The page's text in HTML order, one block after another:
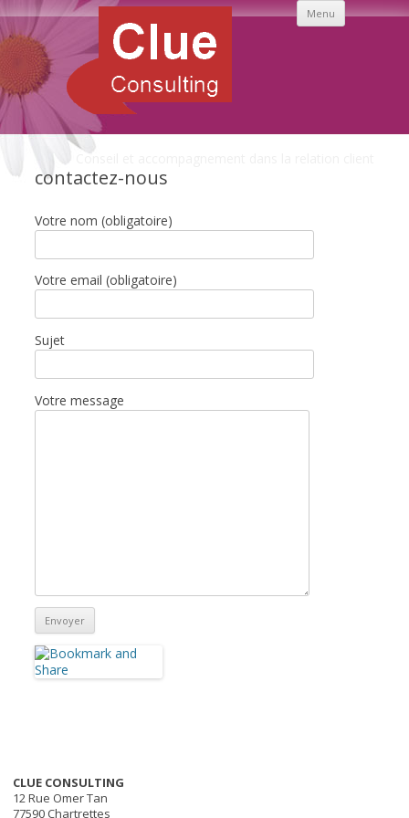
Conseil et accompagnement dans la relation client
Menu
Aller
au
contactez-nous
Votre nom (obligatoire)
Votre email (obligatoire)
Sujet
Votre message
CLUE CONSULTING
12 Rue Omer Tan
77590 Chartrettes